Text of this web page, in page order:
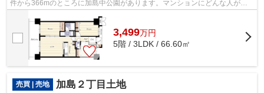
件から366mのところに加島中公園があります。マンションにどんな人が住
んでいるのかも中古マンションなら事前...
3,499万円
5階 / 3LDK / 66.60㎡
売買 | 売地 加島２丁目土地